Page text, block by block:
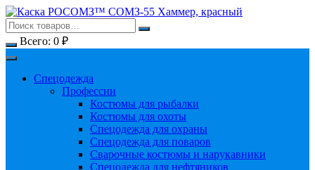
Перейти
к
содержимому
Всего: 0 ₽
Спецодежда
Профессии
Костюмы для рыбалки
Костюмы для охоты
Спецодежда для охраны
Спецодежда для поваров
Сварочные костюмы и нарукавники
Спецодежда для нефтяников